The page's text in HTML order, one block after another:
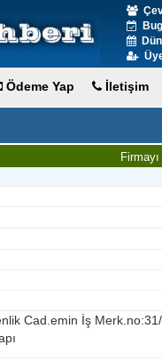
Ödeme Yap İletişim
Cad.emin İş